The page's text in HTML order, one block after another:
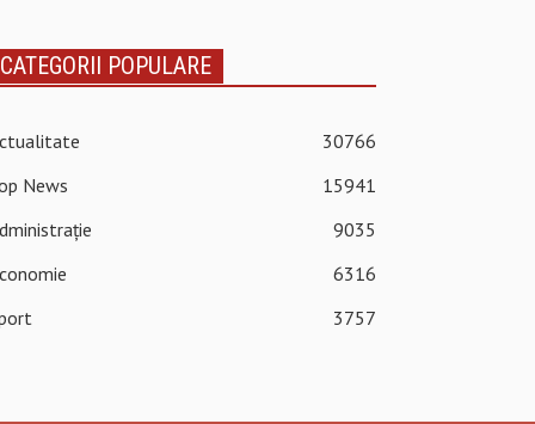
CATEGORII POPULARE
30766
News
15941
9035
6316
3757